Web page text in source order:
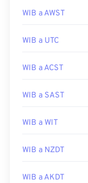
WIB a AWST
WIB a UTC
WIB a ACST
WIB a SAST
WIB a WIT
WIB a NZDT
WIB a AKDT